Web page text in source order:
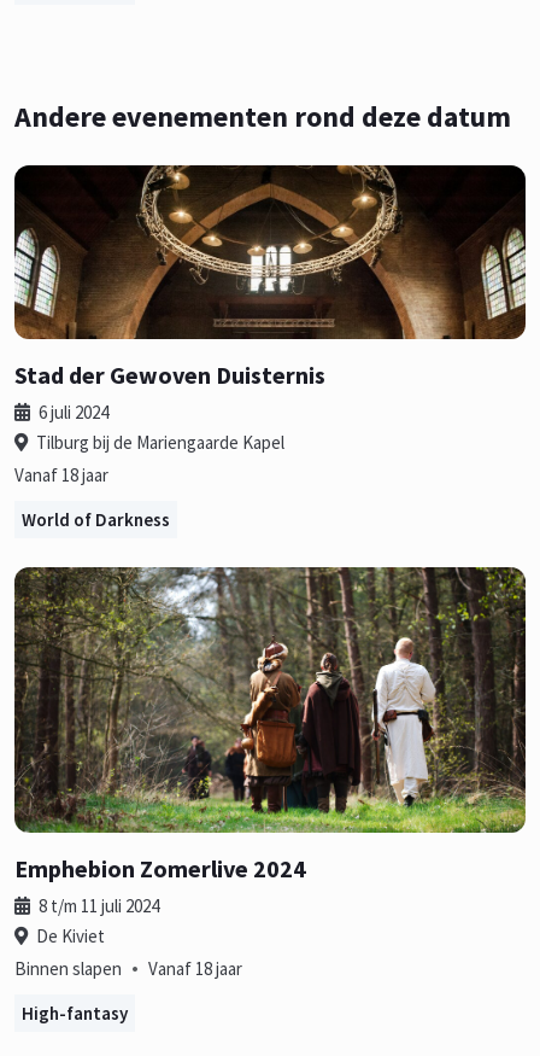
Andere evenementen rond deze datum
Stad der Gewoven Duisternis
6 juli 2024
Tilburg bij de Mariengaarde Kapel
Vanaf 18 jaar
World of Darkness
Emphebion Zomerlive 2024
8 t/m 11 juli 2024
De Kiviet
Binnen slapen • Vanaf 18 jaar
High-fantasy